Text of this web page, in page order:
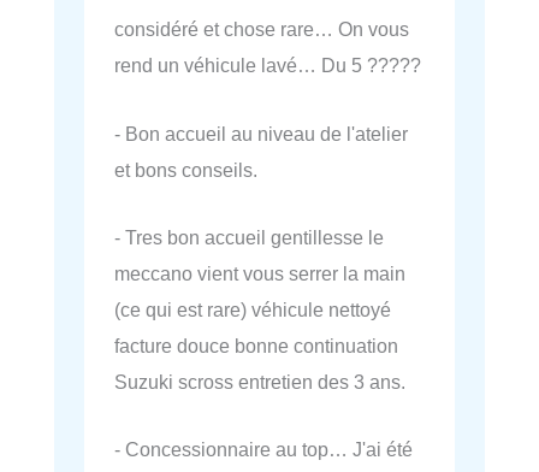
considéré et chose rare… On vous
rend un véhicule lavé… Du 5 ?????
- Bon accueil au niveau de l'atelier
et bons conseils.
- Tres bon accueil gentillesse le
meccano vient vous serrer la main
(ce qui est rare) véhicule nettoyé
facture douce bonne continuation
Suzuki scross entretien des 3 ans.
- Concessionnaire au top… J'ai été